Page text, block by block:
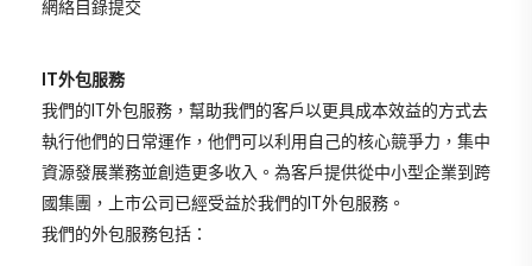
網絡目錄提交
IT外包服務
我們的IT外包服務，幫助我們的客戶以更具成本效益的方式去
執行他們的日常運作，他們可以利用自己的核心競爭力，集中
資源發展業務並創造更多收入。為客戶提供從中小型企業到跨
國集團，上市公司已經受益於我們的IT外包服務。
我們的外包服務包括：